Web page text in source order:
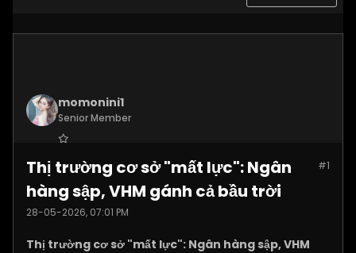
momonini1
Senior Member
Posts:5399 #1
Thị trường cơ sở "mất lực": Ngân
hàng sập, VHM gánh cả bầu trời
28-05-2026, 07:01 PM
Thị trường cơ sở "mất lực": Ngân hàng sập, VHM